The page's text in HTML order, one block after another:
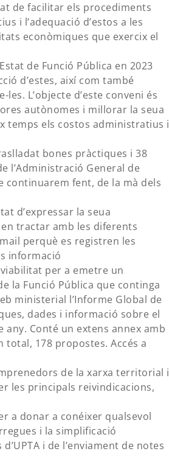
de facilitar els procediments
i l’adequació d’estos a les
econòmiques que exercix el
de Funció Pública en 2023
d’estes, així com també
L’objecte d’este conveni és
autònomes i millorar la seua
temps els costos administratius i
bones pràctiques i 38
l’Administració General de
continuarem fent, de la mà dels
d’expressar la seua
tractar amb les diferents
perquè es registren les
informació
per a emetre un
la Funció Pública que continga
ministerial l’Informe Global de
dades i informació sobre el
Conté un extens annex amb
178 propostes. Accés a
de la xarxa territorial i
les principals reivindicacions,
a donar a conéixer qualsevol
i la simplificació
i de l’enviament de notes